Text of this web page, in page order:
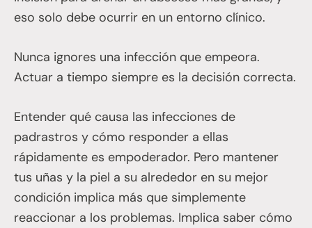
eso solo debe ocurrir en un entorno clínico.
Nunca ignores una infección que empeora.
Actuar a tiempo siempre es la decisión correcta.
Entender qué causa las infecciones de
padrastros y cómo responder a ellas
rápidamente es empoderador. Pero mantener
tus uñas y la piel a su alrededor en su mejor
condición implica más que simplemente
reaccionar a los problemas. Implica saber cómo